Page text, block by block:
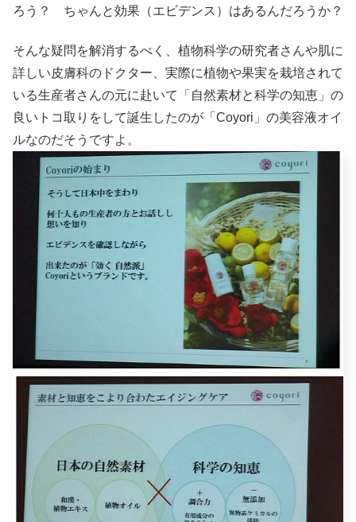
ろう？ ちゃんと効果（エビデンス）はあるんだろうか？
そんな疑問を解消するべく、植物科学の研究者さんや肌に
詳しい皮膚科のドクター、実際に植物や果実を栽培されて
いる生産者さんの元に赴いて「自然素材と科学の知恵」の
良いトコ取りをして誕生したのが「Coyori」の美容液オイ
ルなのだそうですよ。